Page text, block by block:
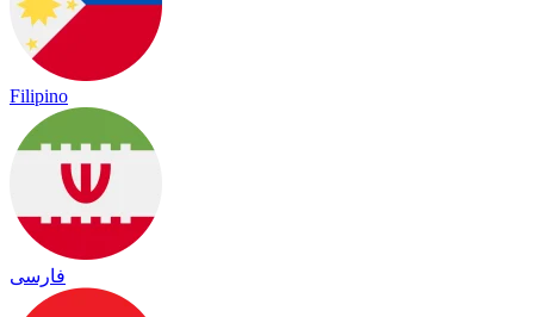
Filipino
فارسی